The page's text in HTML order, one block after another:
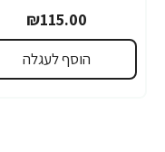
₪115.00
הוסף לעגלה